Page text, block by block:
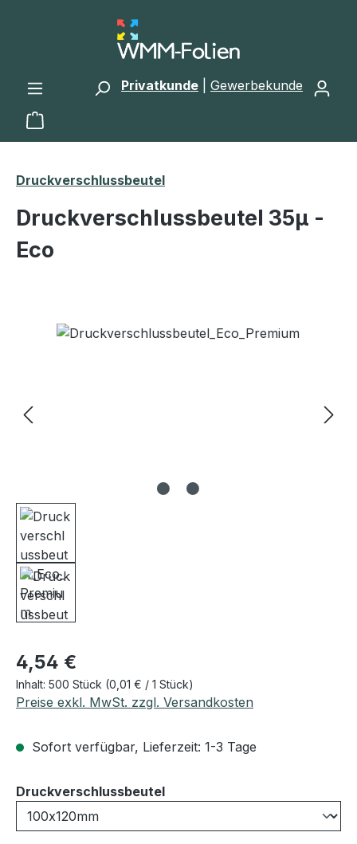
Zum Hauptinhalt springen
Privatkunde Gewerbekunde
Warenkorb enthält 0 Positionen. Der
Druckverschlussbeutel
Druckverschlussbeutel 35μ -
Eco
Bildergalerie überspringen
Regulärer Preis:
4,54 €
Inhalt: 500 Stück (0,01 € / 1 Stück)
Preise exkl. MwSt. zzgl. Versandkosten
Sofort verfügbar, Lieferzeit: 1-3 Tage
Druckverschlussbeutelauswählen